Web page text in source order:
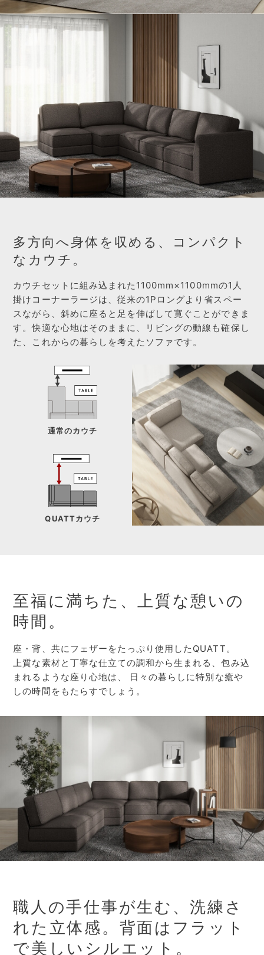
多方向へ身体を収める、コンパクト
なカウチ。
カウチセットに組み込まれた1100mm×1100mmの1人
掛けコーナーラージは、従来の1Pロングより省スペー
スながら、斜めに座ると足を伸ばして寛ぐことができま
す。快適な心地はそのままに、リビングの動線も確保し
た、これからの暮らしを考えたソファです。
通常のカウチ
QUATTカウチ
至福に満ちた、上質な憩いの
時間。
座・背、共にフェザーをたっぷり使用したQUATT。
上質な素材と丁寧な仕立ての調和から生まれる、包み込
まれるような座り心地は、
日々の暮らしに特別な癒や
しの時間をもたらすでしょう。
職人の手仕事が生む、洗練さ
れた立体感。 背面はフラット
で美しいシルエット。